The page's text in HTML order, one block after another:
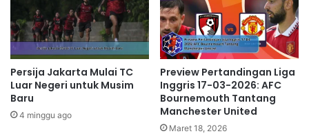
Persija Jakarta Mulai TC
Luar Negeri untuk Musim
Baru
4 minggu ago
Preview Pertandingan Liga
Inggris 17-03-2026: AFC
Bournemouth Tantang
Manchester United
Maret 18, 2026